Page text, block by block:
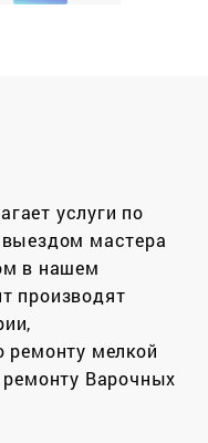
услуги по
мастера
в нашем
производят
ремонту мелкой
Варочных